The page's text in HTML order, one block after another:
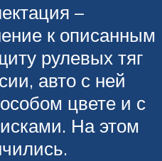
–
к описанным
рулевых тяг
авто с ней
цвете и с
На этом